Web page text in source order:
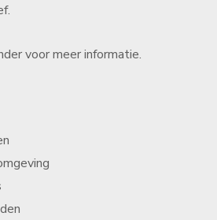
voor meer informatie.